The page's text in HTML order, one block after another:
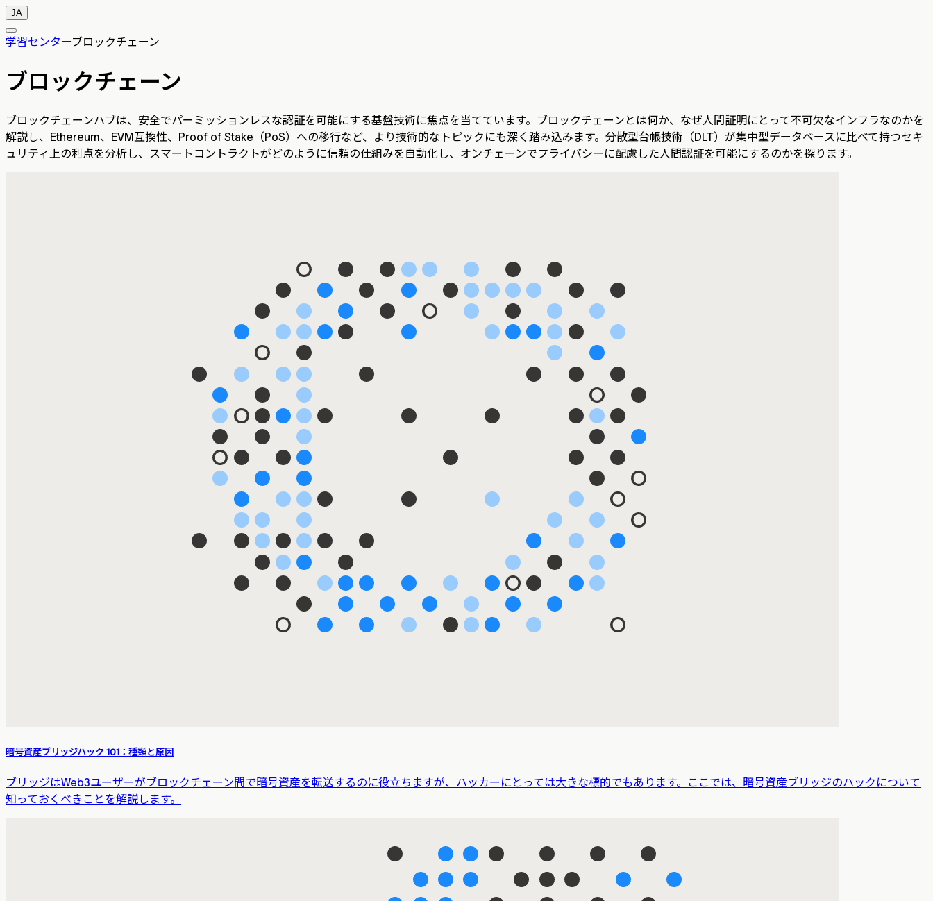
JA
学習センターブロックチェーン
ブロックチェーン
ブロックチェーンハブは、安全でパーミッションレスな認証を可能にする基盤技術に焦点を当てています。ブロックチェーンとは何か、なぜ人間証明にとって不可欠なインフラなのかを
解説し、Ethereum、EVM互換性、Proof of Stake（PoS）への移行など、より技術的なトピックにも深く踏み込みます。分散型台帳技術（DLT）が集中型データベースに比べて持つセキ
ュリティ上の利点を分析し、スマートコントラクトがどのように信頼の仕組みを自動化し、オンチェーンでプライバシーに配慮した人間認証を可能にするのかを探ります。
暗号資産ブリッジハック 101：種類と原因
ブリッジはWeb3ユーザーがブロックチェーン間で暗号資産を転送するのに役立ちますが、ハッカーにとっては大きな標的でもあります。ここでは、暗号資産ブリッジのハックについて
知っておくべきことを解説します。